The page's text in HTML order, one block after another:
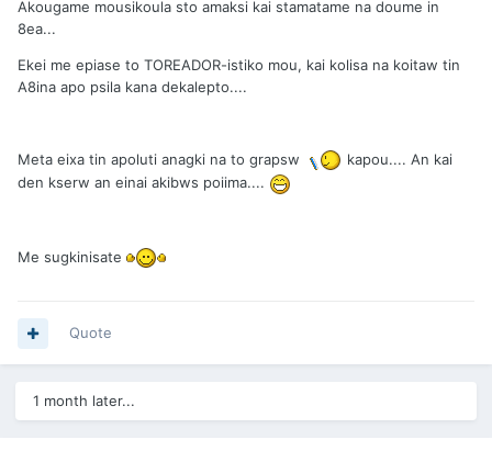
Akougame mousikoula sto amaksi kai stamatame na doume in
8ea...
Ekei me epiase to TOREADOR-istiko mou, kai kolisa na koitaw tin
A8ina apo psila kana dekalepto....
Meta eixa tin apoluti anagki na to grapsw
kapou.... An kai
den kserw an einai akibws poiima....
Me sugkinisate
Quote
1 month later...